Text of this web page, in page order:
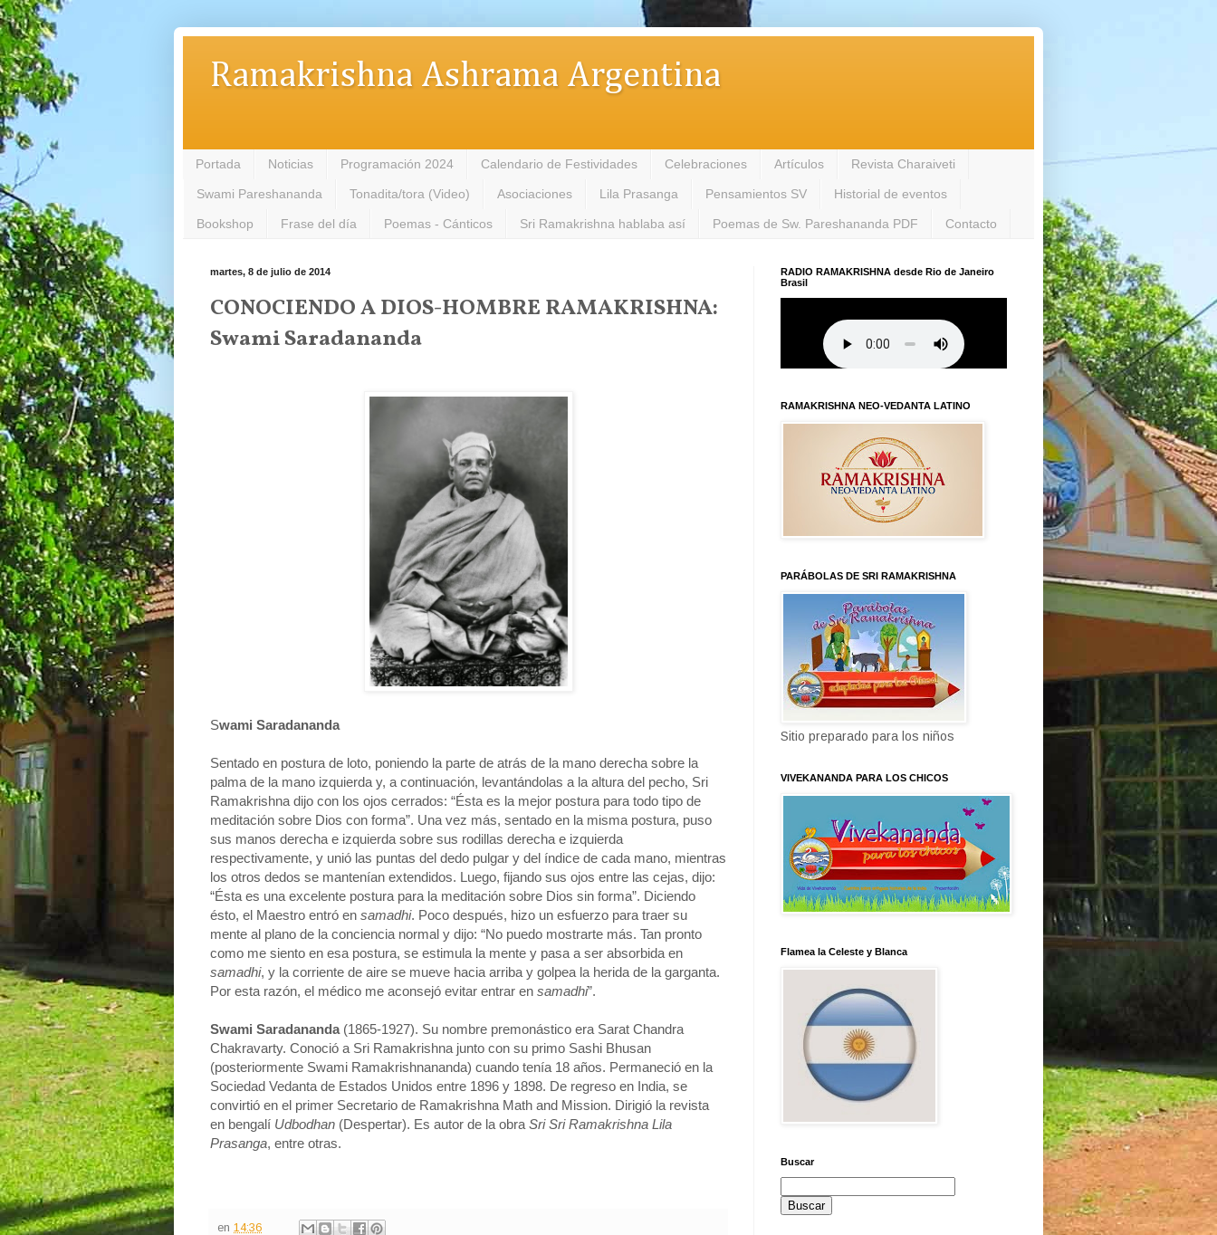
Ramakrishna Ashrama Argentina
Portada Noticias Programación 2024 Calendario de Festividades Celebraciones Artículos Revista Charaiveti
Swami Pareshananda Tonadita/tora (Video) Asociaciones Lila Prasanga Pensamientos SV Historial de eventos
Bookshop Frase del día Poemas - Cánticos Sri Ramakrishna hablaba así Poemas de Sw. Pareshananda PDF Contacto
martes, 8 de julio de 2014
CONOCIENDO A DIOS-HOMBRE RAMAKRISHNA:
Swami Saradananda
Swami Saradananda
Sentado en postura de loto, poniendo la parte de atrás de la mano derecha sobre la
palma de la mano izquierda y, a continuación, levantándolas a la altura del pecho, Sri
Ramakrishna dijo con los ojos cerrados: “Ésta es la mejor postura para todo tipo de
meditación sobre Dios con forma”. Una vez más, sentado en la misma postura, puso
sus manos derecha e izquierda sobre sus rodillas derecha e izquierda
respectivamente, y unió las puntas del dedo pulgar y del índice de cada mano, mientras
los otros dedos se mantenían extendidos. Luego, fijando sus ojos entre las cejas, dijo:
“Ésta es una excelente postura para la meditación sobre Dios sin forma”. Diciendo
ésto, el Maestro entró en samadhi. Poco después, hizo un esfuerzo para traer su
mente al plano de la conciencia normal y dijo: “No puedo mostrarte más. Tan pronto
como me siento en esa postura, se estimula la mente y pasa a ser absorbida en
samadhi, y la corriente de aire se mueve hacia arriba y golpea la herida de la garganta.
Por esta razón, el médico me aconsejó evitar entrar en samadhi”.
Swami Saradananda(1865-1927). Su nombre premonástico era Sarat Chandra
Chakravarty. Conoció a Sri Ramakrishna junto con su primo Sashi Bhusan
(posteriormente Swami Ramakrishnananda) cuando tenía 18 años. Permaneció en la
Sociedad Vedanta de Estados Unidos entre 1896 y 1898. De regreso en India, se
convirtió en el primer Secretario de Ramakrishna Math and Mission. Dirigió la revista
en bengalí Udbodhan (Despertar). Es autor de la obra Sri Sri Ramakrishna Lila
Prasanga, entre otras.
en 14:36
RADIO RAMAKRISHNA desde Rio de Janeiro
Brasil
RAMAKRISHNA NEO-VEDANTA LATINO
PARÁBOLAS DE SRI RAMAKRISHNA
Sitio preparado para los niños
VIVEKANANDA PARA LOS CHICOS
Flamea la Celeste y Blanca
Buscar